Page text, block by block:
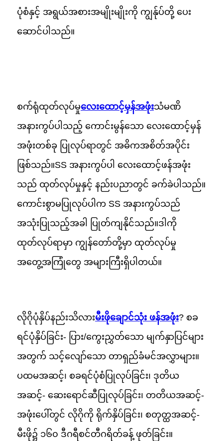
ပုံစံနှင့် အရွယ်အစားအမျိုးမျိုးကို ကျွန်ုပ်တို့ ပေး
ဆောင်ပါသည်။
စက်ရုံထုတ်လုပ်မှုလေးထောင့်မှန်အဖုံးသံမဏိ
အနားကွပ်ပါသည့် ကောင်းမွန်သော လေးထောင့်မှန်
အဖုံးတစ်ခု ပြုလုပ်ရာတွင် အဓိကအစိတ်အပိုင်း
ဖြစ်သည်။SS အနားကွပ်ပါ လေးထောင့်ဖန်အဖုံး
သည် ထုတ်လုပ်မှုနှင့် နည်းပညာတွင် ခက်ခဲပါသည်။
ကောင်းစွာမပြုလုပ်ပါက SS အနားကွပ်သည်
အသုံးပြုသည့်အခါ ပြုတ်ကျနိုင်သည်။ဒါကို
ထုတ်လုပ်ရာမှာ ကျွန်တော်တို့မှာ ထုတ်လုပ်မှု
အတွေ့အကြုံတွေ အများကြီးရှိပါတယ်။
လိုဂိုပုံနှိပ်နည်းသိလားမီးဖိုချောင်သုံး ဖန်အဖုံး? စခ
ရင်ပုံနှိပ်ခြင်း- ပြား/ကွေးညွှတ်သော မျက်နှာပြင်များ
အတွက် သင့်လျော်သော တာရှည်ခံမင်အလွှာများ။
ပထမအဆင့်၊ စခရင်ပုံစံပြုလုပ်ခြင်း၊ ဒုတိယ
အဆင့်- ဆေးရောင်ဆီပြုလုပ်ခြင်း၊ တတိယအဆင့်-
အဖုံးပေါ်တွင် လိုဂိုကို ရိုက်နှိပ်ခြင်း၊ စတုတ္ထအဆင့်-
မီးဖို၌ ၁၆၀ ဒီဂရီစင်တီဂရိတ်ခန့် ဖုတ်ခြင်း။